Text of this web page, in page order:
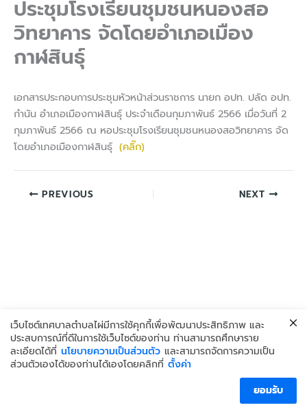
ประชุมโรงเรียนชุมชนหนองสอ
วิทยาคาร จัดโดยอำเภอเมือง
กาฬสินธุ์
เอกสารประกอบการประชุมหัวหน้าส่วนราชการ นายก อปท. ปลัด อปท.
กำนัน อำเภอเมืองกาฬสินธุ์ ประจำเดือนกุมภาพันธ์ 2566 เมื่อวันที่ 2
กุมภาพันธ์ 2566 ณ หอประชุมโรงเรียนชุมชนหนองสอวิทยาคาร จัด
โดยอำเภอเมืองกาฬสินธุ์ (คลิ๊ก)
PREVIOUS NEXT
เว็บไซต์เทศบาลตำบลไผ่มีการใช้คุกกี้เพื่อพัฒนาประสิทธิภาพ และ
ประสบการณ์ที่ดีในการใช้เว็บไซต์ของท่าน ท่านสามารถศึกษาราย
ละเอียดได้ที่ นโยบายความเป็นส่วนตัว และสามารถจัดการความเป็น
ส่วนตัวเองได้ของท่านได้เองโดยคลิกที่ ตั้งค่า
ยอมรับ